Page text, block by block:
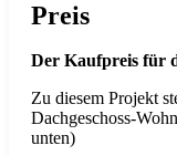
Preis
Der Kaufpreis für
Zu diesem Projekt
Dachgeschoss-
unten)